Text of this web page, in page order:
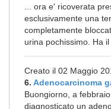
... ora e' ricoverata
esclusivamente una
completamente
urina pochissimo. Ha il
Creato il 02 Maggio
6. Adenocarcinoma
Buongiorno, a
diagnosticato un